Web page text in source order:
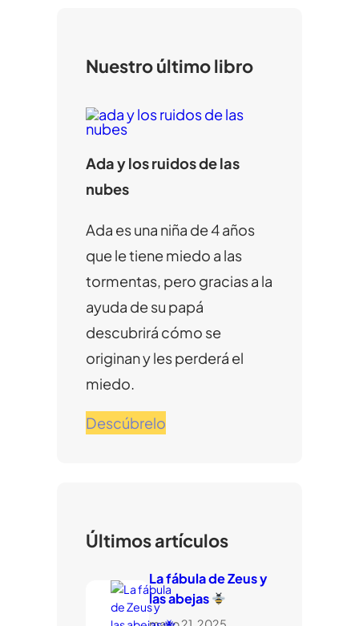
Nuestro último libro
Ada y los ruidos de las
nubes
Ada es una niña de 4 años
que le tiene miedo a las
tormentas, pero gracias a la
ayuda de su papá
descubrirá cómo se
originan y les perderá el
miedo.
Descúbrelo
Últimos artículos
La fábula de Zeus y
las abejas